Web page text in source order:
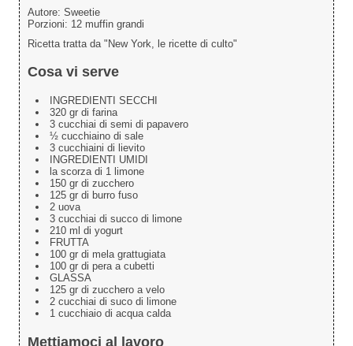
Autore: Sweetie
Porzioni: 12 muffin grandi
Ricetta tratta da "New York, le ricette di culto"
Cosa vi serve
INGREDIENTI SECCHI
320 gr di farina
3 cucchiai di semi di papavero
½ cucchiaino di sale
3 cucchiaini di lievito
INGREDIENTI UMIDI
la scorza di 1 limone
150 gr di zucchero
125 gr di burro fuso
2 uova
3 cucchiai di succo di limone
210 ml di yogurt
FRUTTA
100 gr di mela grattugiata
100 gr di pera a cubetti
GLASSA
125 gr di zucchero a velo
2 cucchiai di suco di limone
1 cucchiaio di acqua calda
Mettiamoci al lavoro